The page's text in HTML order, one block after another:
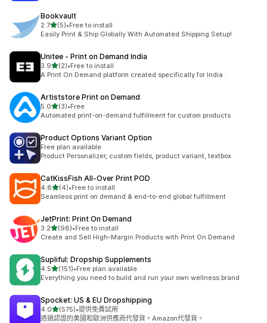
Bookvault
2.7滿分 5 顆星
(5)
共有 5 則評價
•Free to install
Easily Print & Ship Globally With Automated Shipping Setup!
Unitee ‑ Print on Demand India
3.9滿分 5 顆星
(2)
共有 2 則評價
•Free to install
A Print On Demand platform created specifically for India .
Artiststore Print on Demand
5.0滿分 5 顆星
(3)
共有 3 則評價
•Free
Automated print-on-demand fulfillment for custom products
Product Options Variant Option
Free plan available
Product Personalizer, custom fields, product variant, textbox
CatKissFish All‑Over Print POD
4.8滿分 5 顆星
(4)
共有 4 則評價
•Free to install
Seamless print on demand & end-to-end global fulfillment
JetPrint: Print On Demand
3.2滿分 5 顆星
(98)
共有 98 則評價
•Free to install
Create and Sell High-Margin Products with Print On Demand
Supliful: Dropship Supplements
4.5滿分 5 顆星
(151)
共有 151 則評價
•Free plan available
Everything you need to build and run your own wellness brand
Spocket: US & EU Dropshipping
4.0滿分 5 顆星
(575)
共有 575 則評價
•提供免費試用
透過認證的美國和歐洲供應商代發貨。Amazon代發貨。